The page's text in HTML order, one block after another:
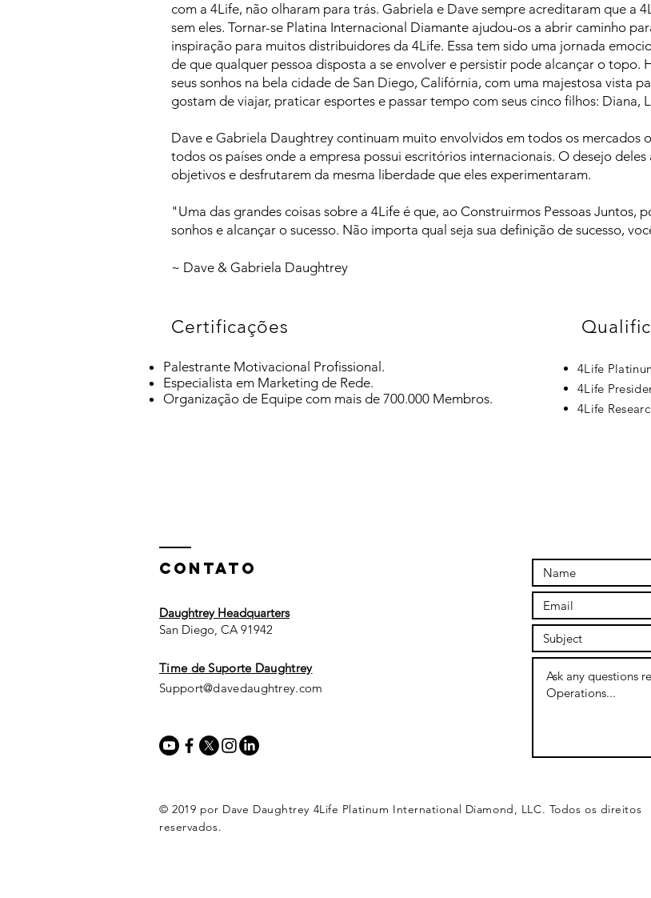
com a 4Life, não olharam para trás. Gabriela e Dave sempre acreditaram que a
sem eles. Tornar-se Platina Internacional Diamante ajudou-os a abrir caminho
inspiração para muitos distribuidores da 4Life. Essa tem sido uma jornada
de que qualquer pessoa disposta a se envolver e persistir pode alcançar o topo.
seus sonhos na bela cidade de San Diego, Califórnia, com uma majestosa vista
gostam de viajar, praticar esportes e passar tempo com seus cinco filhos: Diana,
Dave e Gabriela Daughtrey continuam muito envolvidos em todos os mercados
todos os países onde a empresa possui escritórios internacionais. O desejo
objetivos e desfrutarem da mesma liberdade que eles experimentaram.
"Uma das grandes coisas sobre a 4Life é que, ao Construirmos Pessoas Juntos,
sonhos e alcançar o sucesso. Não importa qual seja sua definição de sucesso,
~ Dave & Gabriela Daughtrey
Certificações
Palestrante Motivacional Profissional.
Especialista em Marketing de Rede.
Organização de Equipe com mais de 700.000 Membros.
4Life
4Life
4Life
ContaTO
© 2019 por Dave Daughtrey 4Life Platinum International Diamond, LLC. Todos os direitos
reservados.
Daughtrey Headquarters
San Diego, CA 91942​​
​Time de Suporte Daughtrey
Support@davedaughtrey.com